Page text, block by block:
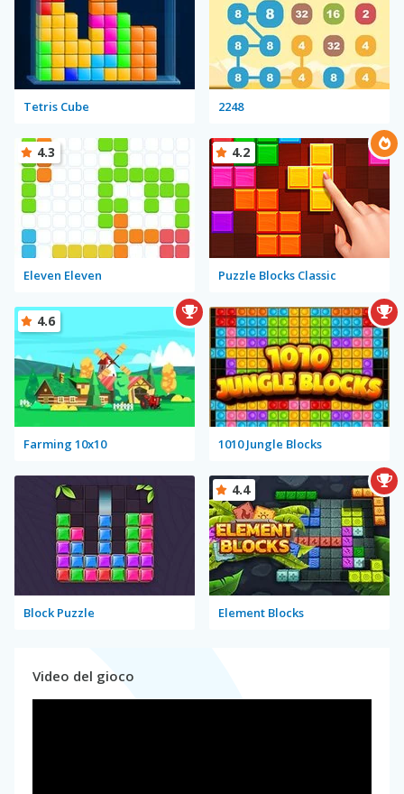
Tetris Cube 2248
Eleven Eleven
4.3
Puzzle Blocks Classic
4.2
Farming 10x10
4.6
1010 Jungle Blocks
Block Puzzle Element Blocks
4.4
Video del gioco